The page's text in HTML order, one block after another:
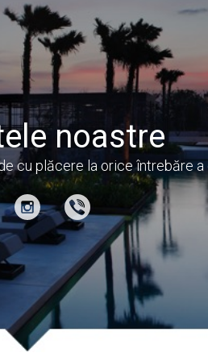
noastre
cu plăcere la orice întrebăre a